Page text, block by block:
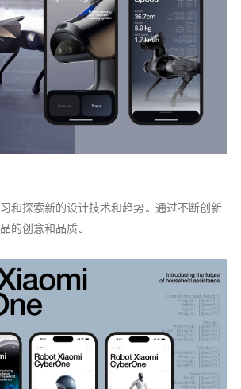
和探索新的设计技术和趋势。通过不断创新
的创意和品质。